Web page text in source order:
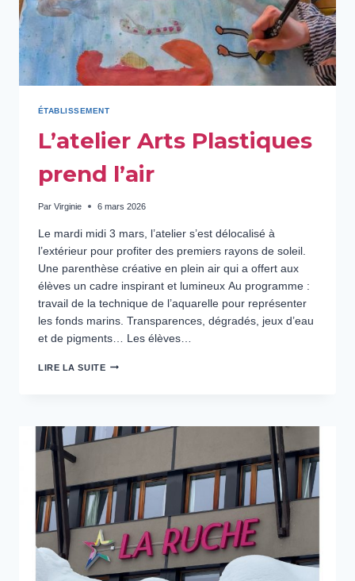
ÉTABLISSEMENT
L’atelier Arts Plastiques
prend l’air
Par Virginie 6 mars 2026
Le mardi midi 3 mars, l’atelier s’est délocalisé à
l’extérieur pour profiter des premiers rayons de soleil.
Une parenthèse créative en plein air qui a offert aux
élèves un cadre inspirant et lumineux Au programme :
travail de la technique de l’aquarelle pour représenter
les fonds marins. Transparences, dégradés, jeux d’eau
et de pigments… Les élèves…
LIRE LA SUITEL’ATELIER